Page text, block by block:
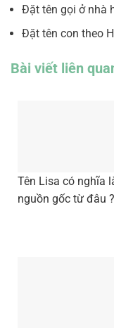
Đặt tên gọi ở nhà
Đặt tên con theo
Bài viết liên
Tên Lisa có nghĩa
nguồn gốc từ đâu ?